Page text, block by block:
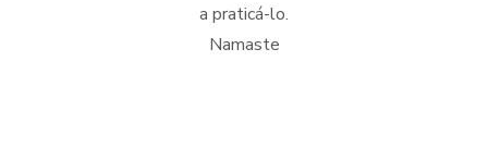
a praticá-lo.
Namaste